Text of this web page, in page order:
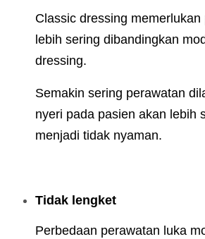
Classic dressing memerlukan
lebih sering dibandingkan
dressing.
Semakin sering perawatan
nyeri pada pasien akan lebih
menjadi tidak nyaman.
Tidak lengket
Perbedaan perawatan luka